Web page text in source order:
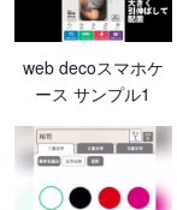
web decoスマホケ
ース サンプル1